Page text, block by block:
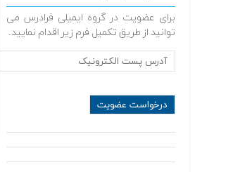
برای عضویت در گروه ایمیلی فرادرس می
توانید از طریق تکمیل فرم زیر اقدام نمایید.